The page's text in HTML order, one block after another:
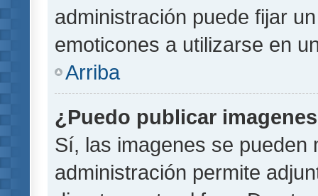
administración puede fijar
emoticones a utilizarse en
Arriba
¿Puedo publicar
Sí, las imagenes se pueden
administración permite